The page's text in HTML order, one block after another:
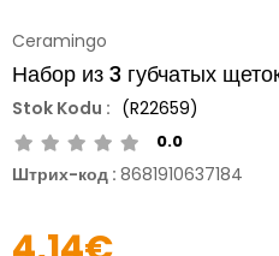
Ceramingo
Набор из 3 губчатых
(R22659)
0.0
Штрих-код : 8681910637184